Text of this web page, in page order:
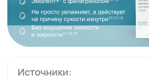
Источники: